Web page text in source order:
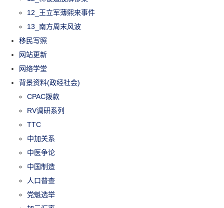
12_王立军薄熙来事件
13_南方周末风波
移民写照
网站更新
网络学堂
背景资料(政经社会)
CPAC拨款
RV调研系列
TTC
中加关系
中医争论
中国制造
人口普查
党魁选举